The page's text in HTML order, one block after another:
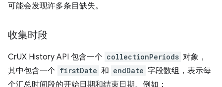
可能会发现许多条目缺失。
收集时段
CrUX History API 包含一个 collectionPeriods 对象，
其中包含一个 firstDate 和 endDate 字段数组，表示每
个汇总时间段的开始日期和结束日期。例如：